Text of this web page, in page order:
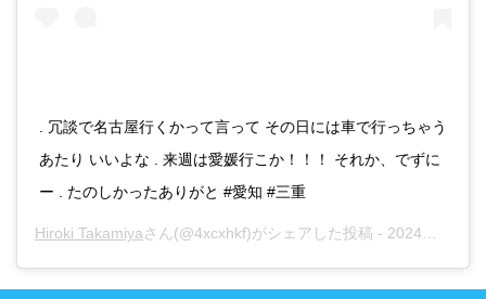
. 冗談で名古屋行くかって言って その日には車で行っちゃう
あたり いいよな . 来週は愛媛行こか！！！ それか、でずに
ー . たのしかったありがと #愛知 #三重
Hiroki Takamiyaさん(@4xcxhkf)がシェアした投稿 - 2024年11月月4日午前5時27分PST